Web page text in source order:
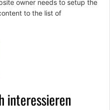
owner needs to setup the
to the list of
interessieren